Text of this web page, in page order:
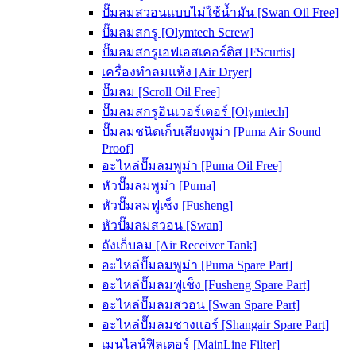
ปั๊มลมสวอนแบบไม่ใช้น้ำมัน [Swan Oil Free]
ปั๊มลมสกรู [Olymtech Screw]
ปั๊มลมสกรูเอฟเอสเคอร์ติส [FScurtis]
เครื่องทำลมแห้ง [Air Dryer]
ปั๊มลม [Scroll Oil Free]
ปั๊มลมสกรูอินเวอร์เตอร์ [Olymtech]
ปั๊มลมชนิดเก็บเสียงพูม่า [Puma Air Sound
Proof]
อะไหล่ปั๊มลมพูม่า [Puma Oil Free]
หัวปั๊มลมพูม่า [Puma]
หัวปั๊มลมฟูเช็ง [Fusheng]
หัวปั๊มลมสวอน [Swan]
ถังเก็บลม [Air Receiver Tank]
อะไหล่ปั๊มลมพูม่า [Puma Spare Part]
อะไหล่ปั๊มลมฟูเช็ง [Fusheng Spare Part]
อะไหล่ปั๊มลมสวอน [Swan Spare Part]
อะไหล่ปั๊มลมชางแอร์ [Shangair Spare Part]
เมนไลน์ฟิลเตอร์ [MainLine Filter]